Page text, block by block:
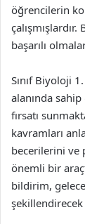
öğrencilerin
başarılı
Sınıf Biyoloji
alanında
fırsatı
kavramları
becerilerini ve
önemli bir
bildirim,